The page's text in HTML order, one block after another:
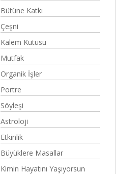
Bütüne Katkı
Çeşni
Kalem Kutusu
Mutfak
Organik İşler
Portre
Söyleşi
Astroloji
Etkinlik
Büyüklere Masallar
Kimin Hayatını Yaşıyorsun